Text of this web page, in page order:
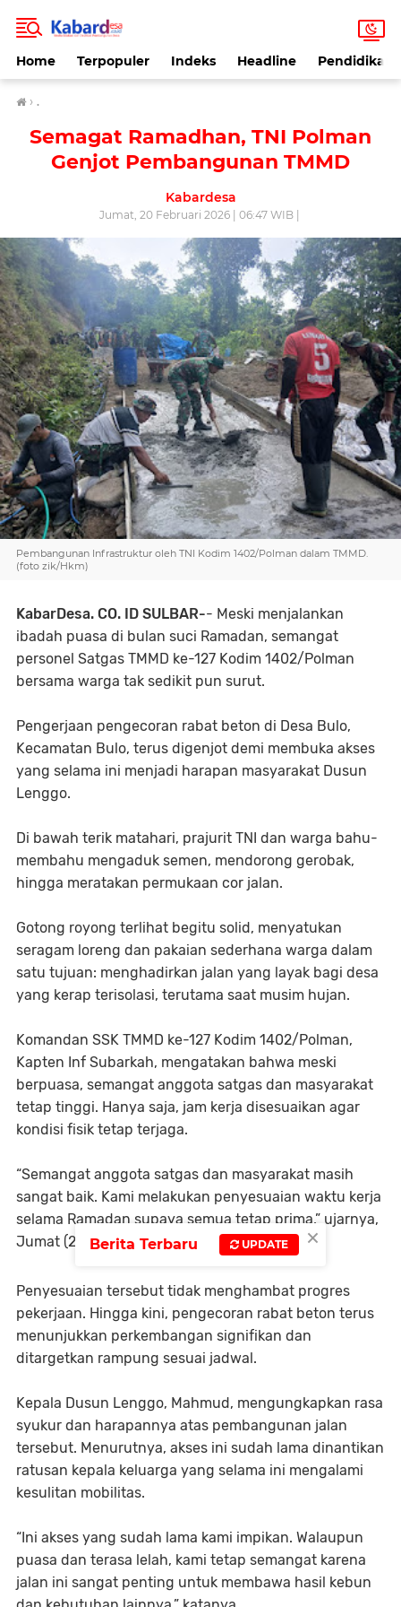
Home Terpopuler Indeks Headline Pendidikan
› .
Semagat Ramadhan, TNI Polman
Genjot Pembangunan TMMD
Kabardesa
Jumat, 20 Februari 2026 | 06:47 WIB |
Pembangunan Infrastruktur oleh TNI Kodim 1402/Polman dalam TMMD.
(foto zik/Hkm)
KabarDesa. CO. ID SULBAR-- Meski menjalankan
ibadah puasa di bulan suci Ramadan, semangat
personel Satgas TMMD ke-127 Kodim 1402/Polman
bersama warga tak sedikit pun surut.
Pengerjaan pengecoran rabat beton di Desa Bulo,
Kecamatan Bulo, terus digenjot demi membuka akses
yang selama ini menjadi harapan masyarakat Dusun
Lenggo.
Di bawah terik matahari, prajurit TNI dan warga bahu-
membahu mengaduk semen, mendorong gerobak,
hingga meratakan permukaan cor jalan.
Gotong royong terlihat begitu solid, menyatukan
seragam loreng dan pakaian sederhana warga dalam
satu tujuan: menghadirkan jalan yang layak bagi desa
yang kerap terisolasi, terutama saat musim hujan.
Komandan SSK TMMD ke-127 Kodim 1402/Polman,
Kapten Inf Subarkah, mengatakan bahwa meski
berpuasa, semangat anggota satgas dan masyarakat
tetap tinggi. Hanya saja, jam kerja disesuaikan agar
kondisi fisik tetap terjaga.
“Semangat anggota satgas dan masyarakat masih
sangat baik. Kami melakukan penyesuaian waktu kerja
selama Ramadan supaya semua tetap prima,” ujarnya,
Jumat (20/2/2026).
Penyesuaian tersebut tidak menghambat progres
pekerjaan. Hingga kini, pengecoran rabat beton terus
menunjukkan perkembangan signifikan dan
ditargetkan rampung sesuai jadwal.
Kepala Dusun Lenggo, Mahmud, mengungkapkan rasa
syukur dan harapannya atas pembangunan jalan
tersebut. Menurutnya, akses ini sudah lama dinantikan
ratusan kepala keluarga yang selama ini mengalami
kesulitan mobilitas.
“Ini akses yang sudah lama kami impikan. Walaupun
puasa dan terasa lelah, kami tetap semangat karena
jalan ini sangat penting untuk membawa hasil kebun
×
Berita Terbaru UPDATE